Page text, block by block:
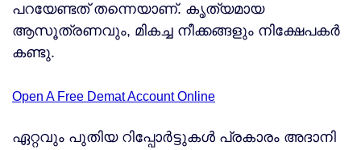
പറയേണ്ടത് തന്നെയാണ്. കൃത്യമായ
ആസൂത്രണവും, മികച്ച നീക്കങ്ങളും നിക്ഷേപകര്‍
കണ്ടു.
Open A Free Demat Account Online
ഏറ്റവും പുതിയ റിപ്പോര്‍ട്ടുകള്‍ പ്രകാരം അദാനി